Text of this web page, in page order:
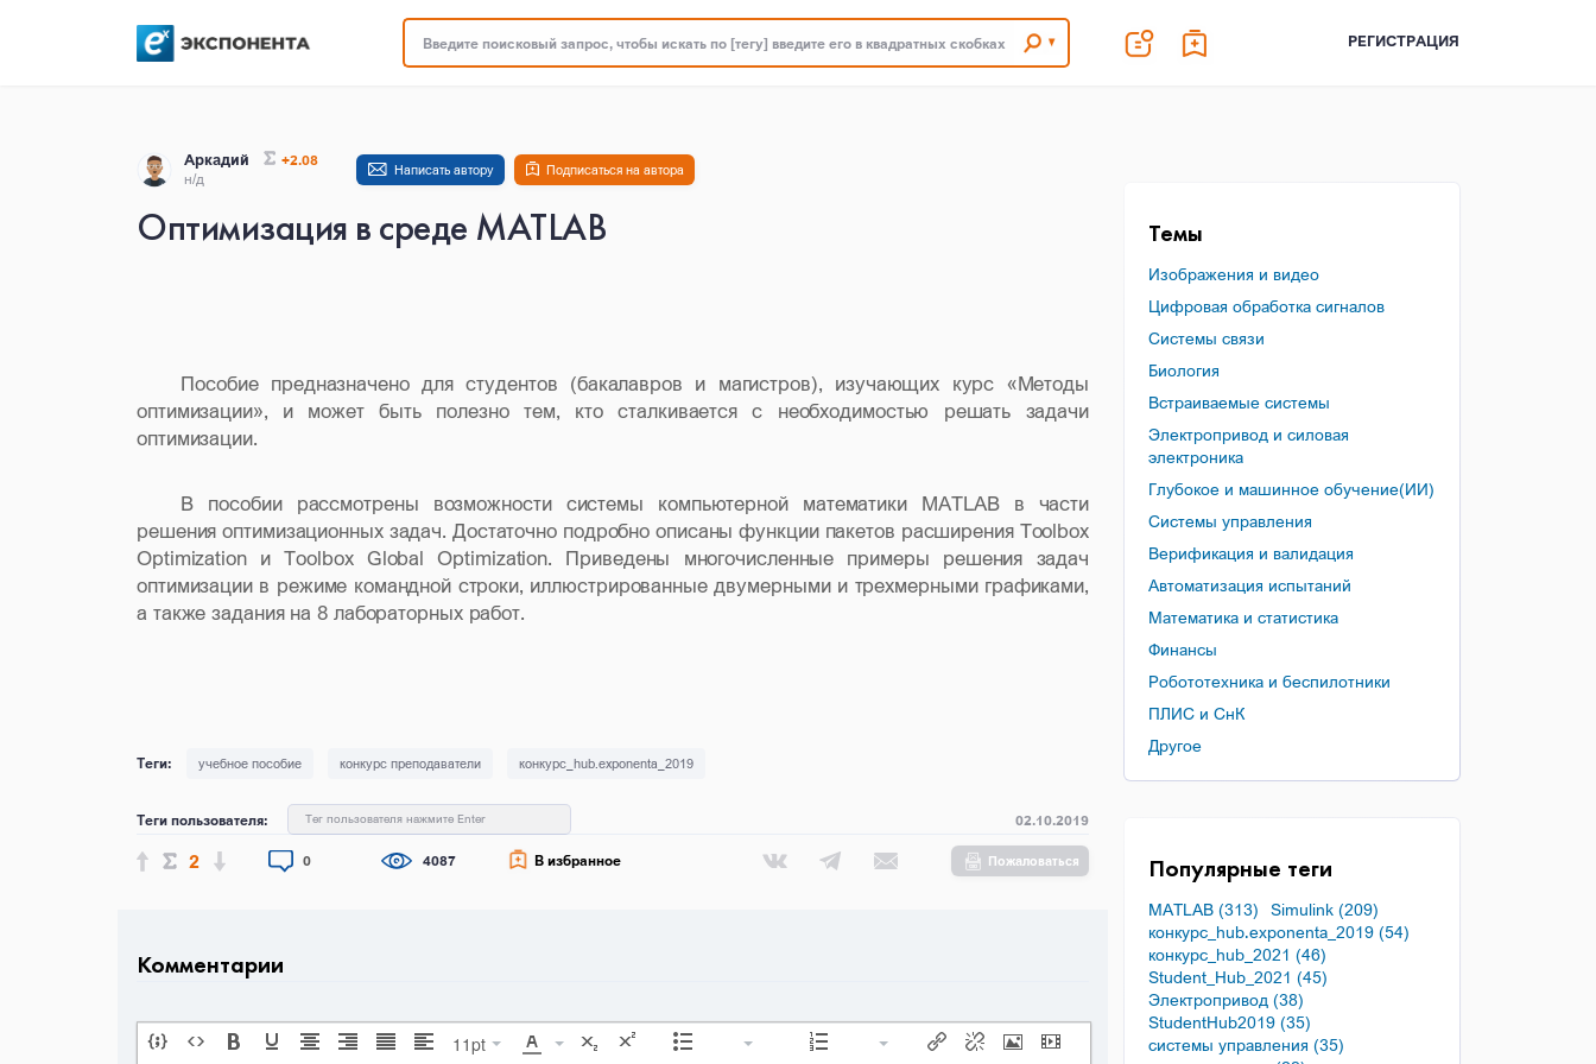
Введите поисковый запрос, чтобы искать по [тегу] введите его в квадратных скобках РЕГИСТРАЦИЯ
Аркадий
+2.08
н/д
Написать автору Подписаться на автора
Оптимизация в среде MATLAB
Пособие предназначено для студентов (бакалавров и магистров), изучающих курс «Методы
оптимизации», и может быть полезно тем, кто сталкивается с необходимостью решать задачи
оптимизации.
В пособии рассмотрены возможности системы компьютерной математики MATLABв части
решения оптимизационных задач. Достаточно подробно описаны функции пакетов расширения Toolbox
OptimizationиToolbox Global Optimization. Приведены многочисленные примеры решения задач
оптимизации в режиме командной строки, иллюстрированные двумерными и трехмерными графиками,
а также задания на 8 лабораторных работ.
учебное пособие конкурс преподаватели конкурс_hub.exponenta_2019
Теги пользователя: Тег пользователя нажмите Enter 02.10.2019
2 0 4087 В избранное Пожаловаться
Комментарии
11pt
Темы
Изображения и видео
Цифровая обработка сигналов
Системы связи
Биология
Встраиваемые системы
Электропривод и силовая
электроника
Глубокое и машинное обучение(ИИ)
Системы управления
Верификация и валидация
Автоматизация испытаний
Математика и статистика
Финансы
Робототехника и беспилотники
ПЛИС и СнК
Другое
Популярные теги
MATLAB (313)
Simulink (209)
конкурс_hub.exponenta_2019 (54)
конкурс_hub_2021 (46)
Student_Hub_2021 (45)
Электропривод (38)
StudentHub2019 (35)
системы управления (35)